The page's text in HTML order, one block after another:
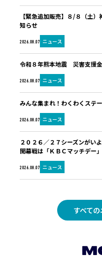
2026.08.07 ニュース
【緊急追加販売】８/８（土
知らせ
2026.08.07 ニュース
令和８年熊本地震 災害支援
2026.08.07 ニュース
みんな集まれ！わくわくステ
2026.08.07 ニュース
２０２６／２７シーズンがい
開幕戦は「ＫＢＣマッチデー
すべて